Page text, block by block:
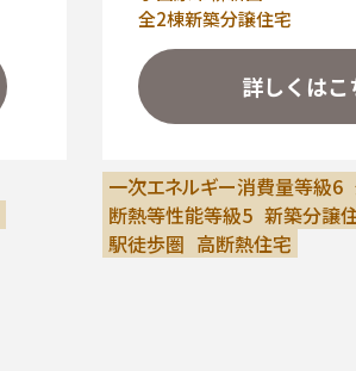
全2棟新築分譲住宅
詳しくはこ
一次エネルギー消費量等級6
断熱等性能等級5 新築分譲
駅徒歩圏 高断熱住宅